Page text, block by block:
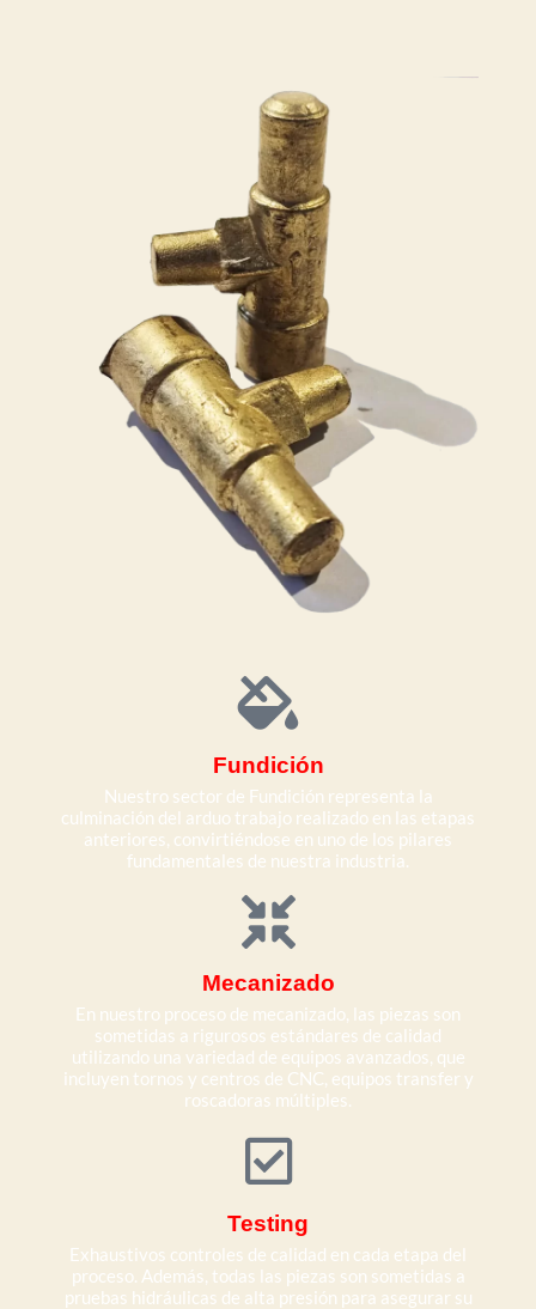
Fundición
Nuestro sector de Fundición representa la
culminación del arduo trabajo realizado en las etapas
anteriores, convirtiéndose en uno de los pilares
fundamentales de nuestra industria.
Mecanizado
En nuestro proceso de mecanizado, las piezas son
sometidas a rigurosos estándares de calidad
utilizando una variedad de equipos avanzados, que
incluyen tornos y centros de CNC, equipos transfer y
roscadoras múltiples.
Testing
Exhaustivos controles de calidad en cada etapa del
proceso. Además, todas las piezas son sometidas a
pruebas hidráulicas de alta presión para asegurar su